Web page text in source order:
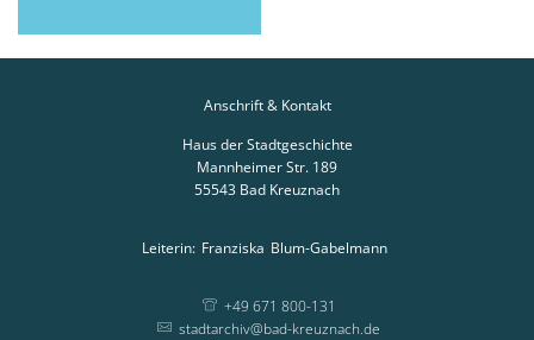
Anschrift & Kontakt
Haus der Stadtgeschichte
Mannheimer Str. 189
55543 Bad Kreuznach
Leiterin: Franziska Blum-Gabelmann
+49 671 800-131
stadtarchiv@bad-kreuznach.de